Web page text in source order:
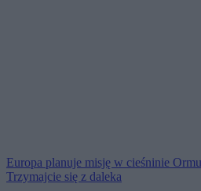
Europa planuje misję w cieśninie
Trzymajcie się z daleka